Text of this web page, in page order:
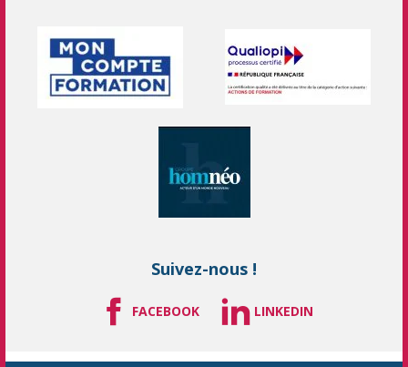
Suivez-nous !
FACEBOOK LINKEDIN